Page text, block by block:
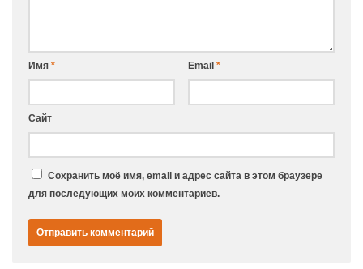
Имя * Email *
Сайт
Сохранить моё имя, email и адрес сайта в этом браузере
для последующих моих комментариев.